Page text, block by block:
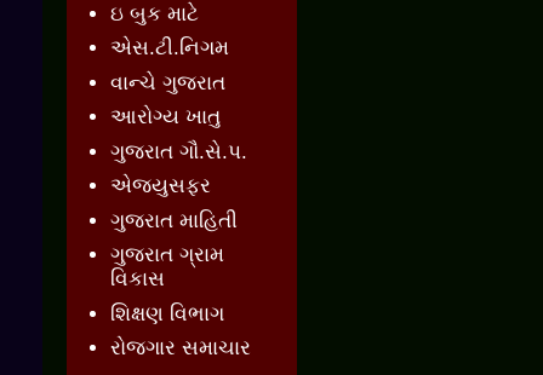
ઇ બુક માટે
એસ.ટી.નિગમ
વાન્ચે ગુજરાત
આરોગ્ય ખાતુ
ગુજરાત ગૌ.સે.પ.
એજ્યુસફર
ગુજરાત માહિતી
ગુજરાત ગ્રામ
વિકાસ
શિક્ષણ વિભાગ
રોજગાર સમાચાર